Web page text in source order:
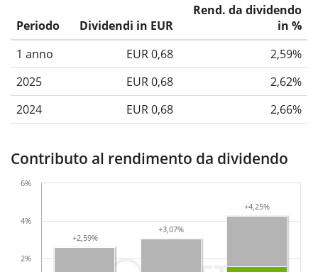
Periodo Dividendi in EUR
Rend. da dividendo
in %
1 anno
EUR 0,68
2,59%
2025
EUR 0,68
2,62%
2024
EUR 0,68 2,66%
Contributo al rendimento da dividendo
+2,59%
+2,59%
+3,07%
+3,07%
+4,25%
+4,25%
2%
4%
6%